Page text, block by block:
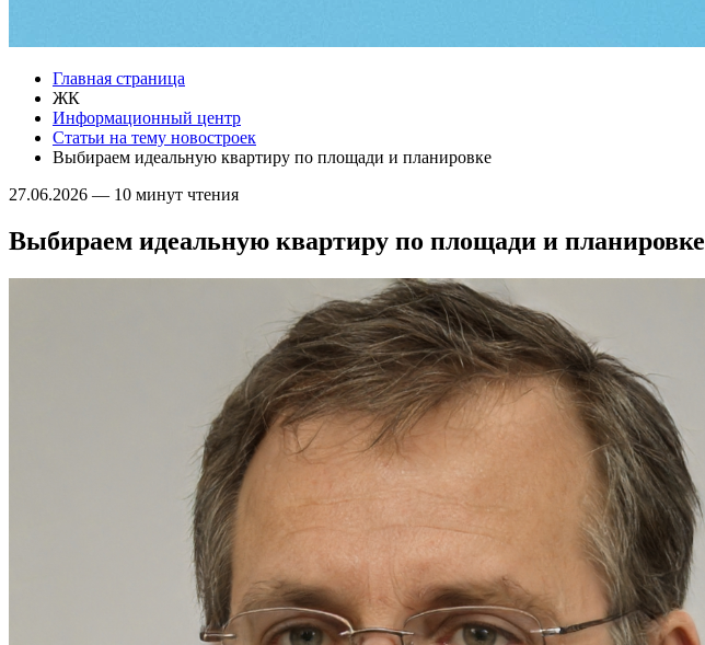
Главная страница
ЖК
Информационный центр
Статьи на тему новостроек
Выбираем идеальную квартиру по площади и планировке
27.06.2026 — 10 минут чтения
Выбираем идеальную квартиру по площади и планировке